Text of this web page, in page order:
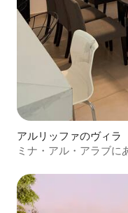
アルリッファのヴィラ
ミナ・アル・アラブに